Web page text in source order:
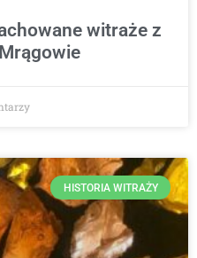
witraże z
HISTORIA WITRAŻY